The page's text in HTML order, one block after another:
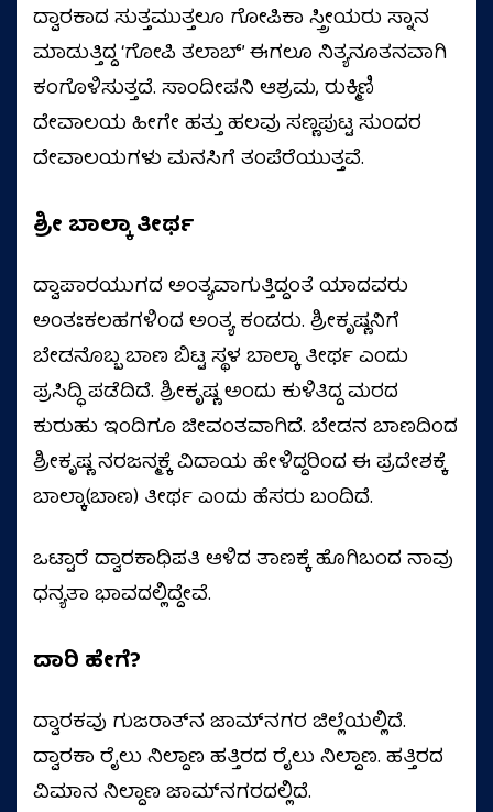
ದ್ವಾರಕಾದ ಸುತ್ತಮುತ್ತಲೂ ಗೋಪಿಕಾ ಸ್ತ್ರೀಯರು ಸ್ನಾನ
ಮಾಡುತ್ತಿದ್ದ ‘ಗೋಪಿ ತಲಾಬ್’ ಈಗಲೂ ನಿತ್ಯನೂತನವಾಗಿ
ಕಂಗೊಳಿಸುತ್ತದೆ. ಸಾಂದೀಪನಿ ಆಶ್ರಮ, ರುಕ್ಮಿಣಿ
ದೇವಾಲಯ ಹೀಗೇ ಹತ್ತು ಹಲವು ಸಣ್ಣಪುಟ್ಟ ಸುಂದರ
ದೇವಾಲಯಗಳು ಮನಸಿಗೆ ತಂಪೆರೆಯುತ್ತವೆ.
ಶ್ರೀ ಬಾಲ್ಕಾ ತೀರ್ಥ
ದ್ವಾಪಾರಯುಗದ ಅಂತ್ಯವಾಗುತ್ತಿದ್ದಂತೆ ಯಾದವರು
ಅಂತಃಕಲಹಗಳಿಂದ ಅಂತ್ಯ ಕಂಡರು. ಶ್ರೀಕೃಷ್ಣನಿಗೆ
ಬೇಡನೊಬ್ಬ ಬಾಣ ಬಿಟ್ಟ ಸ್ಥಳ ಬಾಲ್ಕಾ ತೀರ್ಥ ಎಂದು
ಪ್ರಸಿದ್ಧಿ ಪಡೆದಿದೆ. ಶ್ರೀಕೃಷ್ಣ ಅಂದು ಕುಳಿತಿದ್ದ ಮರದ
ಕುರುಹು ಇಂದಿಗೂ ಜೀವಂತವಾಗಿದೆ. ಬೇಡನ ಬಾಣದಿಂದ
ಶ್ರೀಕೃಷ್ಣ ನರಜನ್ಮಕ್ಕೆ ವಿದಾಯ ಹೇಳಿದ್ದರಿಂದ ಈ ಪ್ರದೇಶಕ್ಕೆ
ಬಾಲ್ಕಾ(ಬಾಣ) ತೀರ್ಥ ಎಂದು ಹೆಸರು ಬಂದಿದೆ.
ಒಟ್ಟಾರೆ ದ್ವಾರಕಾಧಿಪತಿ ಆಳಿದ ತಾಣಕ್ಕೆ ಹೊಗಿಬಂದ ನಾವು
ಧನ್ಯತಾ ಭಾವದಲ್ಲಿದ್ದೇವೆ.
ದಾರಿ ಹೇಗೆ?
ದ್ವಾರಕವು ಗುಜರಾತ್‌ನ ಜಾಮ್‌ನಗರ ಜಿಲ್ಲೆಯಲ್ಲಿದೆ.
ದ್ವಾರಕಾ ರೈಲು ನಿಲ್ದಾಣ ಹತ್ತಿರದ ರೈಲು ನಿಲ್ದಾಣ. ಹತ್ತಿರದ
ವಿಮಾನ ನಿಲ್ದಾಣ ಜಾಮ್‌ನಗರದಲ್ಲಿದೆ.